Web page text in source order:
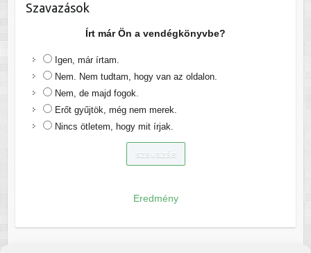
Szavazások
Írt már Ön a vendégkönyvbe?
Igen, már írtam.
Nem. Nem tudtam, hogy van az oldalon.
Nem, de majd fogok.
Erőt gyűjtök, még nem merek.
Nincs ötletem, hogy mit írjak.
Eredmény